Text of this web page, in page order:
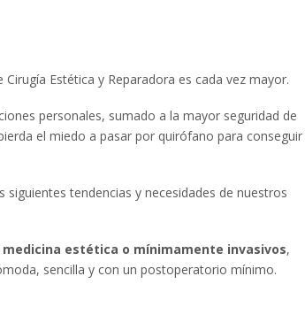
Estética y Reparadora es cada vez mayor.
personales, sumado a la mayor seguridad de
el miedo a pasar por quirófano para conseguir
tendencias y necesidades de nuestros
estética o mínimamente invasivos,
sencilla y con un postoperatorio mínimo.